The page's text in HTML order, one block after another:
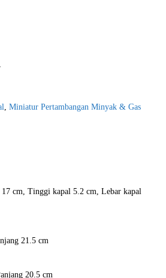
, Miniatur Pertambangan Minyak & Gas
cm, Tinggi kapal 5.2 cm, Lebar kapal
21.5 cm
20.5 cm